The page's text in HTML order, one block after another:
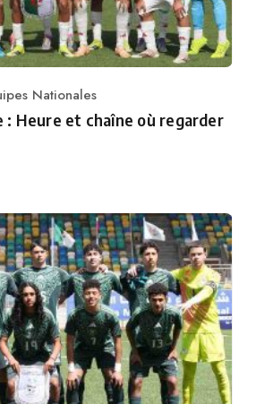
Nationales
: Heure et chaîne où regarder